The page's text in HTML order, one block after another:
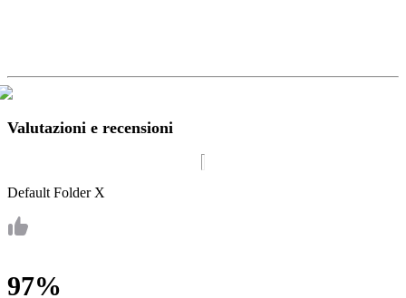
Valutazioni e recensioni
Default Folder X
97%